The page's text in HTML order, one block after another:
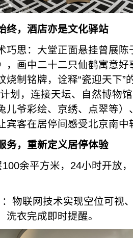
终，酒店亦是文化驿站
巧思：大堂正面悬挂曾展
，画中二十二只仙鹤寓意
烧制铭牌，诠释“瓷迎天下”
划，连接天坛、自然博物
儿爷彩绘、京绣、点翠等
宾客在居停间感受北京南中
务，重新定义居停体验
100余平方米，24小时开放
：物联网技术实现空位可视
衣完成即时提醒。